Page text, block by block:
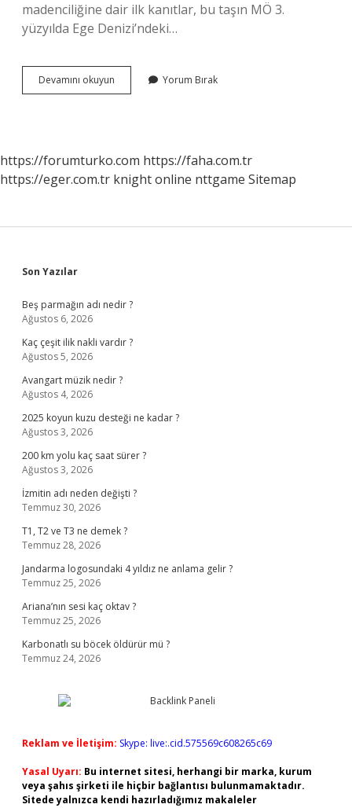
madenciliğine dair ilk kanıtlar, bu taşın MÖ 3.
yüzyılda Ege Denizi’ndeki…
Devamını okuyun Mermer
Türkiyede
Yorum Bırak
https://forumturko.com https://faha.com.tr
https://eger.com.tr knight online nttgame Sitemap
Sidebar
Son Yazılar
Beş parmağın adı nedir ?
Ağustos 6, 2026
Kaç çeşit ilik nakli vardır ?
Ağustos 5, 2026
Avangart müzik nedir ?
Ağustos 4, 2026
2025 koyun kuzu desteği ne kadar ?
Ağustos 3, 2026
200 km yolu kaç saat sürer ?
Ağustos 3, 2026
İzmitin adı neden değişti ?
Temmuz 30, 2026
T1, T2 ve T3 ne demek ?
Temmuz 28, 2026
Jandarma logosundaki 4 yıldız ne anlama gelir ?
Temmuz 25, 2026
Ariana’nın sesi kaç oktav ?
Temmuz 25, 2026
Karbonatlı su böcek öldürür mü ?
Temmuz 24, 2026
Reklam ve İletişim: Skype: live:.cid.575569c608265c69
Yasal Uyarı: Bu internet sitesi, herhangi bir marka, kurum
veya şahıs şirketi ile hiçbir bağlantısı bulunmamaktadır.
Sitede yalnızca kendi hazırladığımız makaleler